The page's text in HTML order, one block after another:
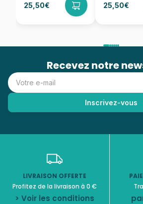
25,50€ 25,50€
Recevez notre
LIVRAISON OFFERTE
Profitez de la livraison à 0 €
> Voir les conditions